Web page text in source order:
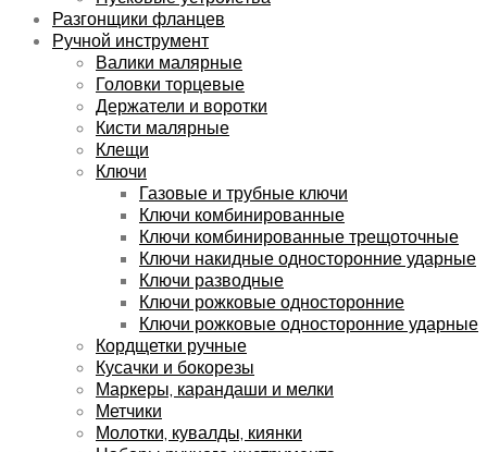
Разгонщики фланцев
Ручной инструмент
Валики малярные
Головки торцевые
Держатели и воротки
Кисти малярные
Клещи
Ключи
Газовые и трубные ключи
Ключи комбинированные
Ключи комбинированные трещоточные
Ключи накидные односторонние ударные
Ключи разводные
Ключи рожковые односторонние
Ключи рожковые односторонние ударные
Кордщетки ручные
Кусачки и бокорезы
Маркеры, карандаши и мелки
Метчики
Молотки, кувалды, киянки